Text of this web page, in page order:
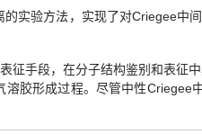
实验方法，实现了对Criegee中
征手段，在分子结构鉴别和表征
胶形成过程。尽管中性Criegee